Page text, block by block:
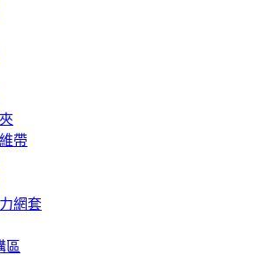
帶
網套
區